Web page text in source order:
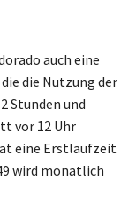
auch eine
die Nutzung der
Stunden und
vor 12 Uhr
eine Erstlaufzeit
wird monatlich